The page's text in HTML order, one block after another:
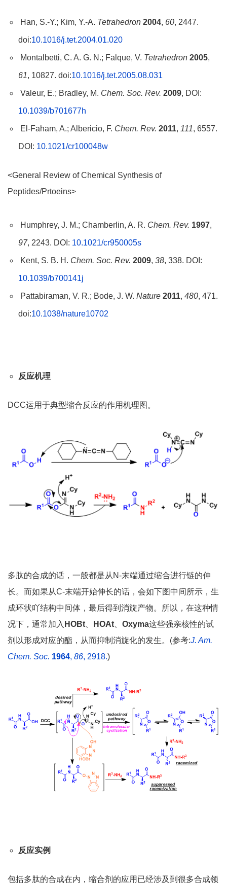
Han, S.-Y.; Kim, Y.-A. Tetrahedron 2004, 60, 2447.
doi:10.1016/j.tet.2004.01.020
Montalbetti, C. A. G. N.; Falque, V. Tetrahedron 2005,
61, 10827. doi:10.1016/j.tet.2005.08.031
Valeur, E.; Bradley, M. Chem. Soc. Rev. 2009, DOI:
10.1039/b701677h
El-Faham, A.; Albericio, F. Chem. Rev. 2011, 111, 6557.
DOI: 10.1021/cr100048w
<General Review of Chemical Synthesis of
Peptides/Prtoeins>
Humphrey, J. M.; Chamberlin, A. R. Chem. Rev. 1997,
97, 2243. DOI: 10.1021/cr950005s
Kent, S. B. H. Chem. Soc. Rev. 2009, 38, 338. DOI:
10.1039/b700141j
Pattabiraman, V. R.; Bode, J. W. Nature 2011, 480, 471.
doi:10.1038/nature10702
反应机理
DCC运用于典型缩合反应的作用机理图。
多肽的合成的话，一般都是从N-末端通过缩合进行链的伸
长。而如果从C-末端开始伸长的话，会如下图中间所示，生
成环状吖结构中间体，最后得到消旋产物。所以，在这种情
况下，通常加入 HOBt HOAt Oxyma这些强亲核性的试
剂以形成对应的酯，从而抑制消旋化的发生。(参考:J. Am.
Chem. Soc. 1964, 86, 2918.)
反应实例
包括多肽的合成在内，缩合剂的应用已经涉及到很多合成领